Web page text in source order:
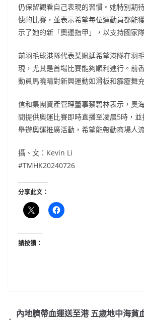
仍保留觀看自己表現的習慣。她特別期
憓的比賽，並表示希望每位運動員都能
示了她的新「奧運指甲」，以支持國家
前羽毛球港隊代表葉姵延希望港隊在羽
現，尤其是首場比賽能夠順利進行。前
動員馬曉晴對新興運動如滑板和霹靂舞
信和集團資產管理董事蔡碧林表示，奧
間提供奧運比賽即時直播至凌晨5時，
舉辦奧運推廣活動，希望能帶動商場人
攝、文：Kevin Li
#TMHK20240726
分享此文：
請按讚：
內地臍帶血運送至港 五歲地中海貧